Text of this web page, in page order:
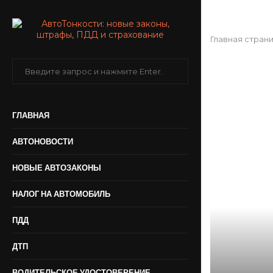
ГЛАВНАЯ
АВТОНОВОСТИ
НОВЫЕ АВТОЗАКОНЫ
НАЛОГ НА АВТОМОБИЛЬ
ПДД
ДТП
Главная